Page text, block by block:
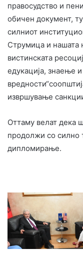
правосудство и
обичен документ,
силниот
Струмица и нашата
вистинската
едукација, знаење
извршување
Оттаму велат дека
продолжи со силно
дипломирање.